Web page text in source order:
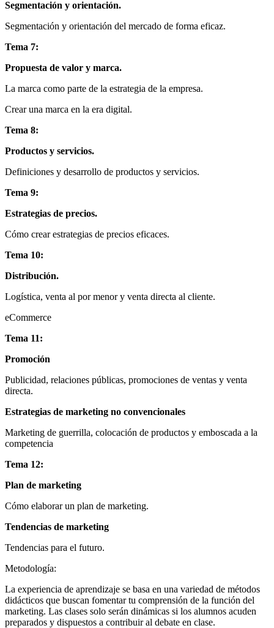
Segmentación y orientación.
Segmentación y orientación del mercado de forma eficaz.
Tema 7:
Propuesta de valor y marca.
La marca como parte de la estrategia de la empresa.
Crear una marca en la era digital.
Tema 8:
Productos y servicios.
Definiciones y desarrollo de productos y servicios.
Tema 9:
Estrategias de precios.
Cómo crear estrategias de precios eficaces.
Tema 10:
Distribución.
Logística, venta al por menor y venta directa al cliente.
eCommerce
Tema 11:
Promoción
Publicidad, relaciones públicas, promociones de ventas y venta
directa.
Estrategias de marketing no convencionales
Marketing de guerrilla, colocación de productos y emboscada a la
competencia
Tema 12:
Plan de marketing
Cómo elaborar un plan de marketing.
Tendencias de marketing
Tendencias para el futuro.
Metodología:
La experiencia de aprendizaje se basa en una variedad de métodos
didácticos que buscan fomentar tu comprensión de la función del
marketing. Las clases solo serán dinámicas si los alumnos acuden
preparados y dispuestos a contribuir al debate en clase.